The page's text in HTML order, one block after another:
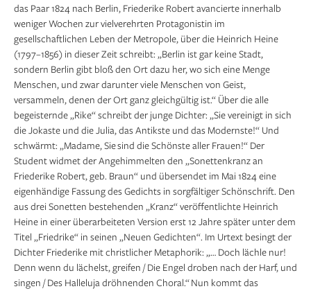
das Paar 1824 nach Berlin, Friederike Robert avancierte innerhalb
weniger Wochen zur vielverehrten Protagonistin im
gesellschaftlichen Leben der Metropole, über die Heinrich Heine
(1797–1856) in dieser Zeit schreibt: „Berlin ist gar keine Stadt,
sondern Berlin gibt bloß den Ort dazu her, wo sich eine Menge
Menschen, und zwar darunter viele Menschen von Geist,
versammeln, denen der Ort ganz gleichgültig ist.“ Über die alle
begeisternde „Rike“ schreibt der junge Dichter: „Sie vereinigt in sich
die Jokaste und die Julia, das Antikste und das Modernste!“ Und
schwärmt: „Madame, Sie sind die Schönste aller Frauen!“ Der
Student widmet der Angehimmelten den „Sonettenkranz an
Friederike Robert, geb. Braun“ und übersendet im Mai 1824 eine
eigenhändige Fassung des Gedichts in sorgfältiger Schönschrift. Den
aus drei Sonetten bestehenden „Kranz“ veröffentlichte Heinrich
Heine in einer überarbeiteten Version erst 12 Jahre später unter dem
Titel „Friedrike“ in seinen „Neuen Gedichten“. Im Urtext besingt der
Dichter Friederike mit christlicher Metaphorik: „… Doch lächle nur!
Denn wenn du lächelst, greifen / Die Engel droben nach der Harf, und
singen / Des Halleluja dröhnenden Choral.“ Nun kommt das